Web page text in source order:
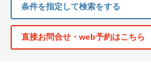
条件を指定して検索をする
直接お問合せ・web予約はこちら